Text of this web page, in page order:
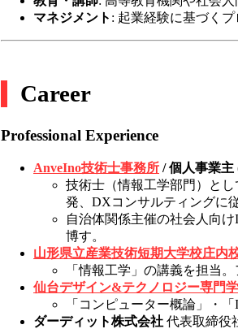
マネジメント : 起業経験に基づく
Career
Professional Experience
AnveIno技術士事務所 / 個人事業主
技術士（情報工学部門）と
発、DXコンサルティングに従
自治体関係主催の社会人向
博す。
山形県立産業技術短期大学校庄内
「情報工学」の講義を担当
仙台デザイン&テクノロジー専門
「コンピューター概論」・
ダーディット株式会社 代表取締役